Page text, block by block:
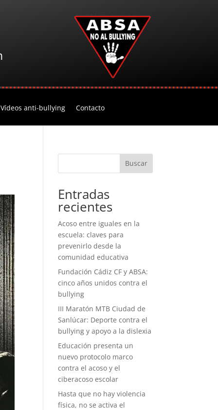
Vídeos anti-bullying Contacto
Buscar
Entradas
recientes
Acoso entre iguales en la
escuela: claves para
prevenirlo desde la
comunidad educativa
Fundación Cádiz CF y ABSA:
cinco años unidos contra el
bullying
III Maratón MTB Ciudad de
Sanlúcar: Deporte contra el
bullying y apoyo a la dislexia
Educación presenta un
nuevo protocolo marco
contra el acoso y el
ciberacoso escolar
Hasta que no hay violencia
física, no se activa el